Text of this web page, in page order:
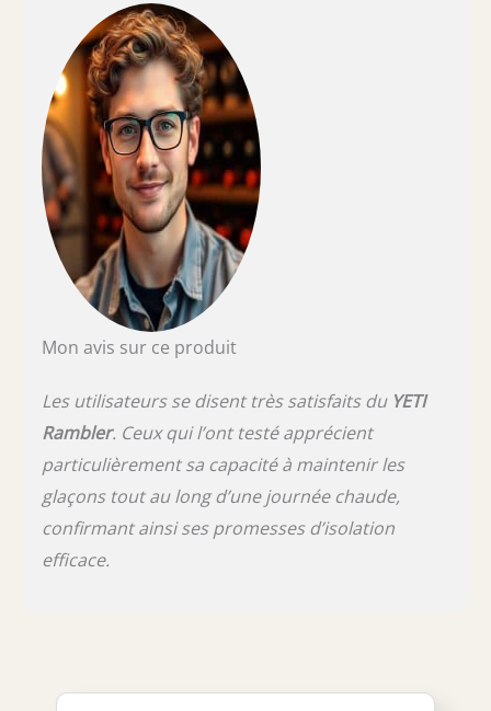
Mon avis sur ce produit
Les utilisateurs se disent très satisfaits du YETI
Rambler. Ceux qui l’ont testé apprécient
particulièrement sa capacité à maintenir les
glaçons tout au long d’une journée chaude,
confirmant ainsi ses promesses d’isolation
efficace.